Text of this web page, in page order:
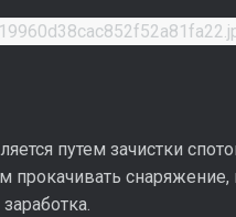
путем зачистки